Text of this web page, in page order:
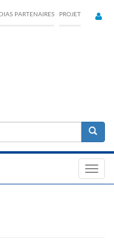
PARTENAIRES PROJET